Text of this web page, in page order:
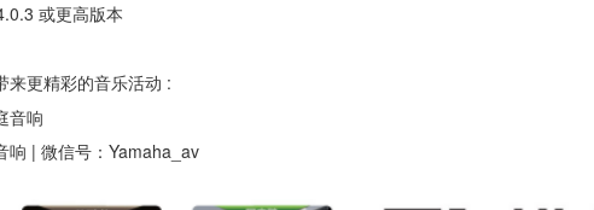
或更高版本
来更精彩的音乐活动 :
音响
响 | 微信号：Yamaha_av